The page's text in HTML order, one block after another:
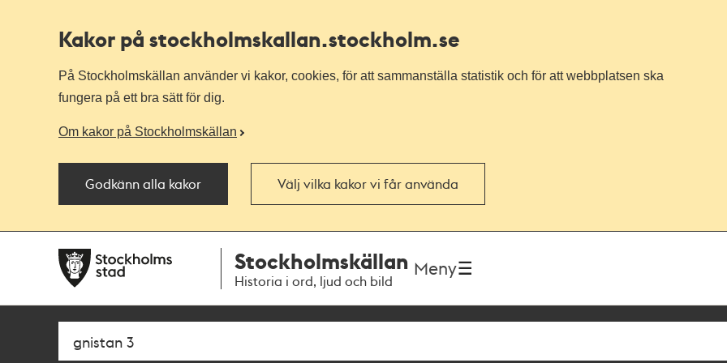
Kakor på stockholmskallan.stockholm.se
På Stockholmskällan använder vi kakor, cookies, för att sammanställa statistik och för att webbplatsen ska
fungera på ett bra sätt för dig.
Om kakor på Stockholmskällan
Godkänn alla kakor Välj vilka kakor vi får använda
navigationen
huvudinnehållet
Stockholmskällan
Historia i ord, ljud och bild
Meny
Sök